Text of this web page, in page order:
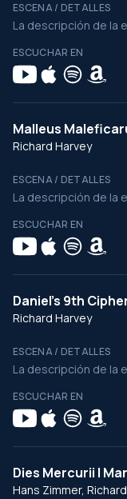
ESCENA / DETALLES
La descripción de la
ESCUCHAR EN
Malleus
Richard Harvey
ESCENA / DETALLES
La descripción de la
ESCUCHAR EN
Daniel's 9th
Richard Harvey
ESCENA / DETALLES
La descripción de la
ESCUCHAR EN
Dies Mercurii I
Hans Zimmer,